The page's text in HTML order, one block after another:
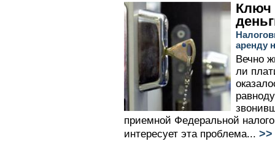
Ключ
аренду
Вечно
ли
приемной Федеральной
интересует эта проблема... >>